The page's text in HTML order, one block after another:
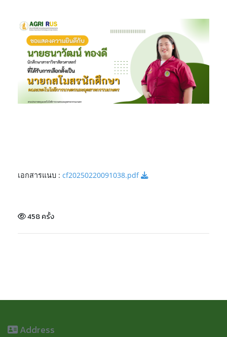
เอกสารแนบ : cf20250220091038.pdf
458 ครั้ง
Address